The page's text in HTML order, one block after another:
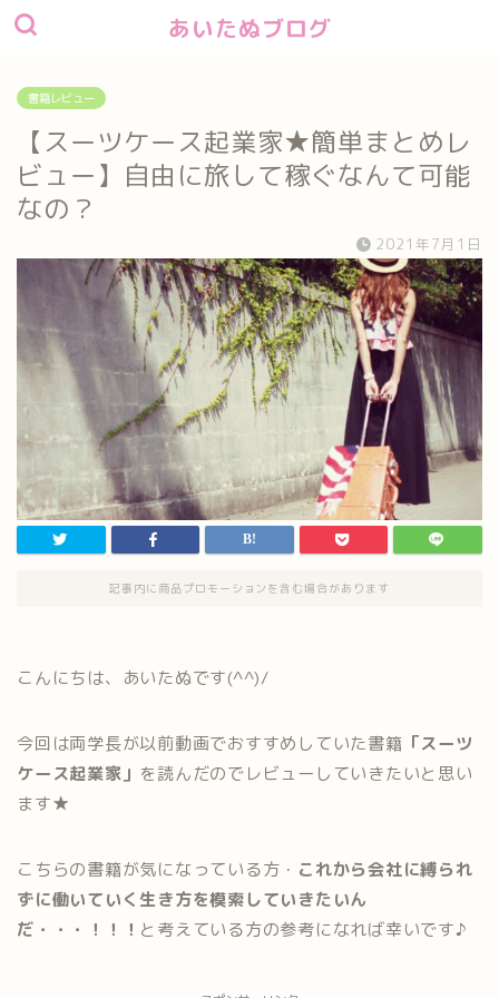
あいたぬブログ
書籍レビュー
【スーツケース起業家★簡単まとめレ
ビュー】自由に旅して稼ぐなんて可能
なの？
2021年7月1日
記事内に商品プロモーションを含む場合があります
こんにちは、あいたぬです(^^)/
今回は両学長が以前動画でおすすめしていた書籍 「スーツ
ケース起業家」 を読んだのでレビューしていきたいと思い
ます★
こちらの書籍が気になっている方・ これから会社に縛られ
ずに働いていく生き方を模索していきたいん
だ・・・！！！ と考えている方の参考になれば幸いです♪